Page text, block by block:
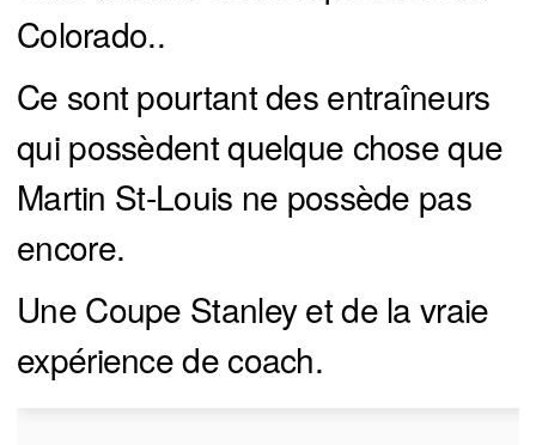
Colorado..
Ce sont pourtant des entraîneurs
qui possèdent quelque chose que
Martin St-Louis ne possède pas
encore.
Une Coupe Stanley et de la vraie
expérience de coach.